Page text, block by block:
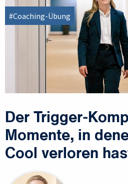
#Coaching-Übung
Der Trigger-
Momente, in
Cool verloren